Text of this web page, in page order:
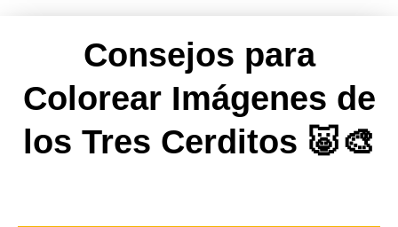
Consejos para
Colorear Imágenes de
los Tres Cerditos 🐷🎨